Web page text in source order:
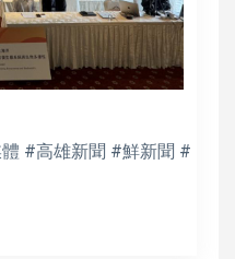
#高雄新聞 #鮮新聞 #